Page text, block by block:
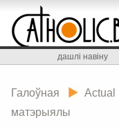
дашлі навіну
Галоўная Actual
матэрыялы